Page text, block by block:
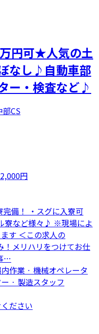
円可★人気の土
なし♪自動車部
ー・検査など♪
CS
円
完備！ ・スグに入寮可
寮など様々♪ ※現場によ
す ＜この求人の
メリハリをつけてお仕
…
作業 · 機械オペレータ
· 製造スタッフ
ださい